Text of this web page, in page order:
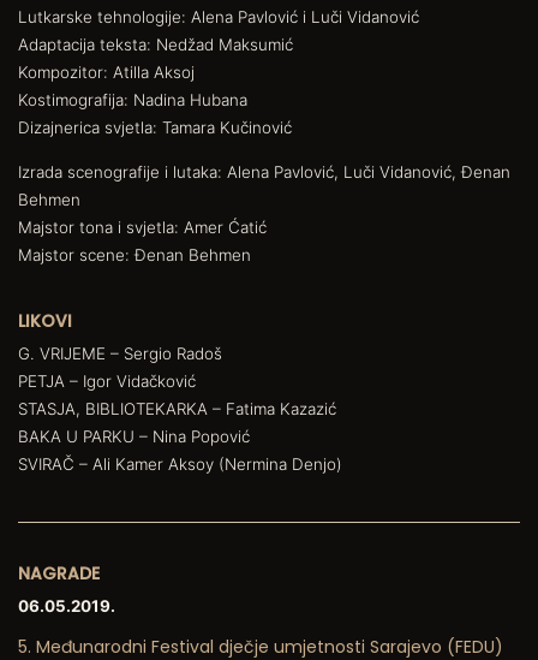
Lutkarske tehnologije: Alena Pavlović i Luči Vidanović
Adaptacija teksta: Nedžad Maksumić
Kompozitor: Atilla Aksoj
Kostimografija: Nadina Hubana
Dizajnerica svjetla: Tamara Kučinović
Izrada scenografije i lutaka: Alena Pavlović, Luči Vidanović, Đenan
Behmen
Majstor tona i svjetla: Amer Ćatić
Majstor scene: Đenan Behmen
LIKOVI
G. VRIJEME – Sergio Radoš
PETJA – Igor Vidačković
STASJA, BIBLIOTEKARKA – Fatima Kazazić
BAKA U PARKU – Nina Popović
SVIRAČ – Ali Kamer Aksoy (Nermina Denjo)
NAGRADE
06.05.2019.
5. Međunarodni Festival dječje umjetnosti Sarajevo (FEDU)